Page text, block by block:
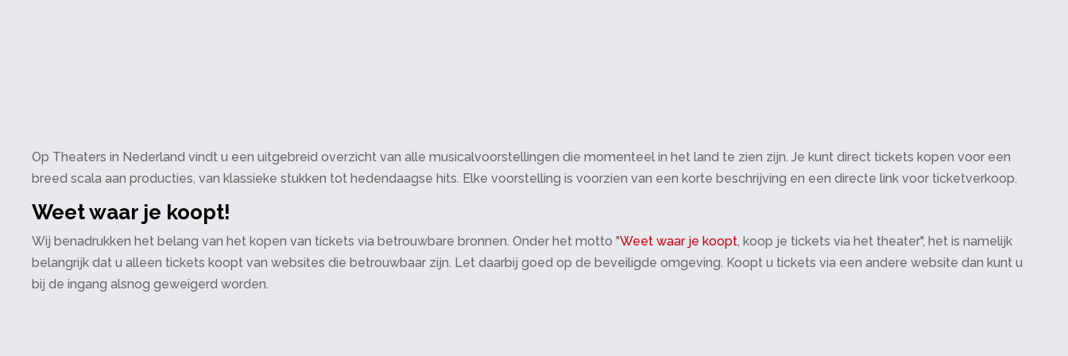
Op Theaters in Nederland vindt u een uitgebreid overzicht van alle musicalvoorstellingen die momenteel in het land te zien zijn. Je kunt direct tickets kopen voor een
breed scala aan producties, van klassieke stukken tot hedendaagse hits. Elke voorstelling is voorzien van een korte beschrijving en een directe link voor ticketverkoop.
Weet waar je koopt!
Wij benadrukken het belang van het kopen van tickets via betrouwbare bronnen. Onder het motto "Weet waar je koopt, koop je tickets via het theater", het is namelijk
belangrijk dat u alleen tickets koopt van websites die betrouwbaar zijn. Let daarbij goed op de beveiligde omgeving. Koopt u tickets via een andere website dan kunt u
bij de ingang alsnog geweigerd worden.